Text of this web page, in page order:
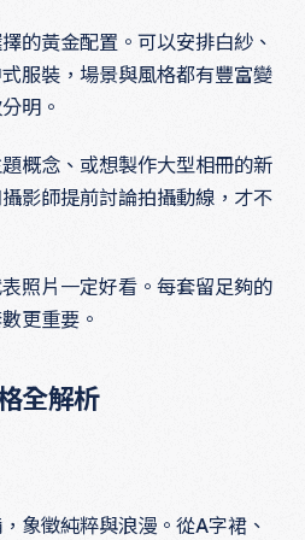
的黃金配置。可以安排白紗、
服裝，場景與風格都有豐富變
明。
題概念、或想製作大型相冊的新
影師提前討論拍攝動線，才不
照片一定好看。每套留足夠的
更重要。
全解析
象徵純粹與浪漫。從A字裙、